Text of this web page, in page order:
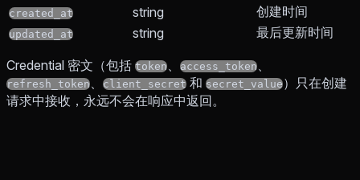
created_at
string 创建时间
updated_at string 最后更新时间
Credential 密文（包括 token、 access_token、
refresh_token、 client_secret 和 secret_value）只在创建
请求中接收，永远不会在响应中返回。